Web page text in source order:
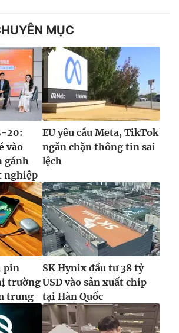
MỤC
20:
vào
gánh
nghiệp
EU yêu cầu Meta, TikTok
ngăn chặn thông tin sai
lệch
pin
trường
trung
SK Hynix đầu tư 38 tỷ
USD vào sản xuất chip
tại Hàn Quốc